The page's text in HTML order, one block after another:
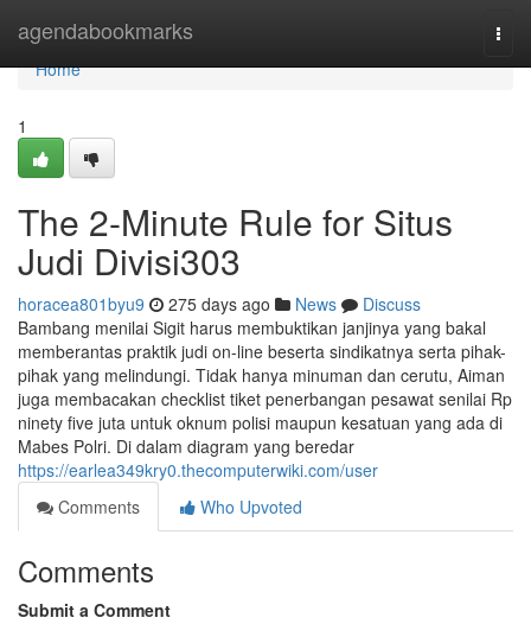
agendabookmarks
Home
Home
1
The 2-Minute Rule for Situs
Judi Divisi303
horacea801byu9 275 days ago News
Discuss
Bambang menilai Sigit harus membuktikan janjinya yang bakal
memberantas praktik judi on-line beserta sindikatnya serta pihak-
pihak yang melindungi. Tidak hanya minuman dan cerutu, Aiman
juga membacakan checklist tiket penerbangan pesawat senilai Rp
ninety five juta untuk oknum polisi maupun kesatuan yang ada di
Mabes Polri. Di dalam diagram yang beredar
https://earlea349kry0.thecomputerwiki.com/user
Comments
Who Upvoted
Comments
Submit a Comment